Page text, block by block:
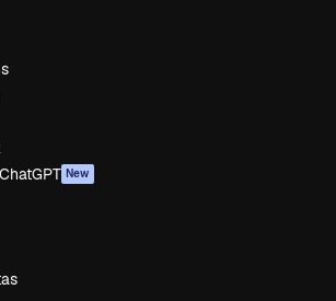
New